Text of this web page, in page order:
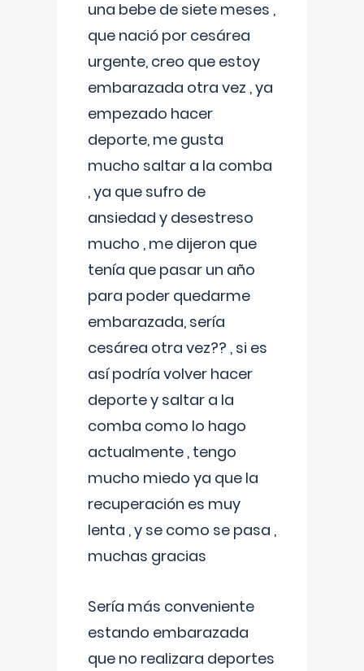
una bebe de siete meses ,
que nació por cesárea
urgente, creo que estoy
embarazada otra vez , ya
empezado hacer
deporte, me gusta
mucho saltar a la comba
, ya que sufro de
ansiedad y desestreso
mucho , me dijeron que
tenía que pasar un año
para poder quedarme
embarazada, sería
cesárea otra vez?? , si es
así podría volver hacer
deporte y saltar a la
comba como lo hago
actualmente , tengo
mucho miedo ya que la
recuperación es muy
lenta , y se como se pasa ,
muchas gracias
Sería más conveniente
estando embarazada
que no realizara deportes